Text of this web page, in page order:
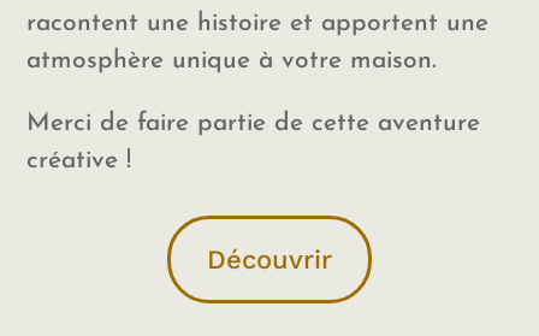
racontent une histoire et apportent une
atmosphère unique à votre maison.
Merci de faire partie de cette aventure
créative !
Découvrir